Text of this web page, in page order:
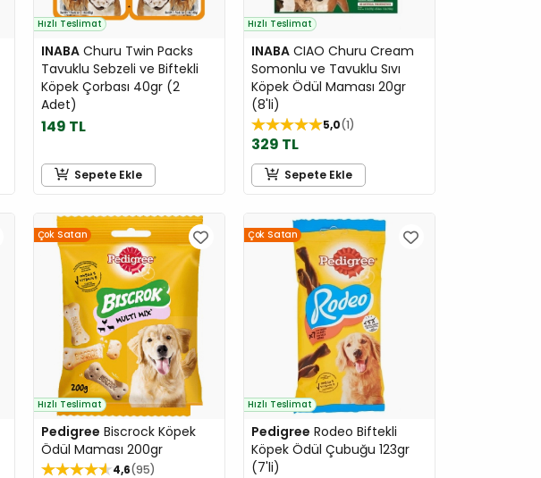
Hızlı Teslimat
INABAChuru Twin Packs
Tavuklu Sebzeli ve Biftekli
Köpek Çorbası 40gr (2
Adet)
149 TL
Sepete Ekle
Hızlı Teslimat
INABACIAO Churu Cream
Somonlu ve Tavuklu Sıvı
Köpek Ödül Maması 20gr
(8'li)
5,0 1
329 TL
Sepete Ekle
Çok Satan
Hızlı Teslimat
Pedigree Biscrock Köpek
Ödül Maması 200gr
4,6 95
Çok Satan
Hızlı Teslimat
Pedigree Rodeo Biftekli
Köpek Ödül Çubuğu 123gr
(7'li)